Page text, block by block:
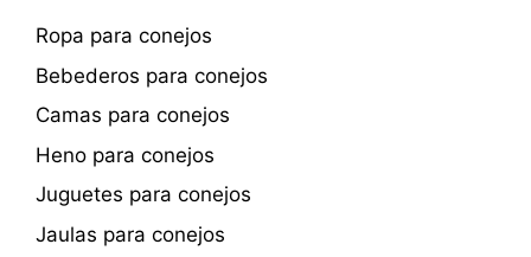
Ropa para conejos
Bebederos para conejos
Camas para conejos
Heno para conejos
Juguetes para conejos
Jaulas para conejos